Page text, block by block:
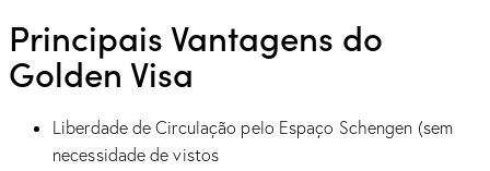
Principais Vantagens do
Golden Visa
Liberdade de Circulação pelo Espaço Schengen (sem
necessidade de vistos